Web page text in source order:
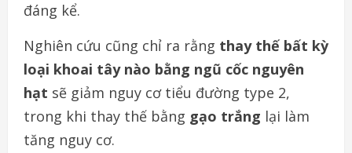
đáng kể.
Nghiên cứu cũng chỉ ra rằng thay thế bất kỳ
loại khoai tây nào bằng ngũ cốc nguyên
hạt sẽ giảm nguy cơ tiểu đường type 2,
trong khi thay thế bằng gạo trắng lại làm
tăng nguy cơ.